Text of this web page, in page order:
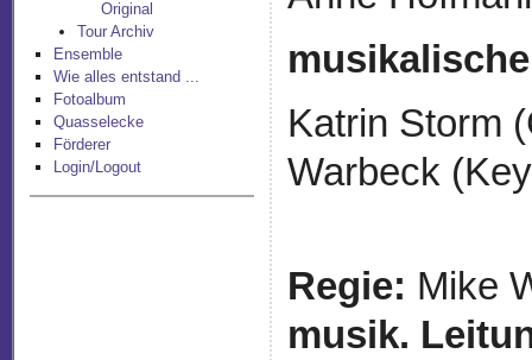
Original
Tour Archiv
Ensemble
Wie alles entstand ...
Fotoalbum
Quasselecke
Förderer
Login/Logout
Katrin Storm
Warbeck
Regie: Mike
musik.